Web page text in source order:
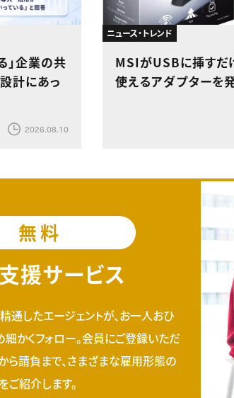
」企業の共
計にあっ
2026.08.10
ニュース・トレンド
MSIがUSBに挿すだ
使えるアダプターを
無料
援サービス
通したエージェントが、お一人おひ
かくフォロー。会員にご登録いただ
ら請負まで、さまざまな雇用形態の
紹介します。